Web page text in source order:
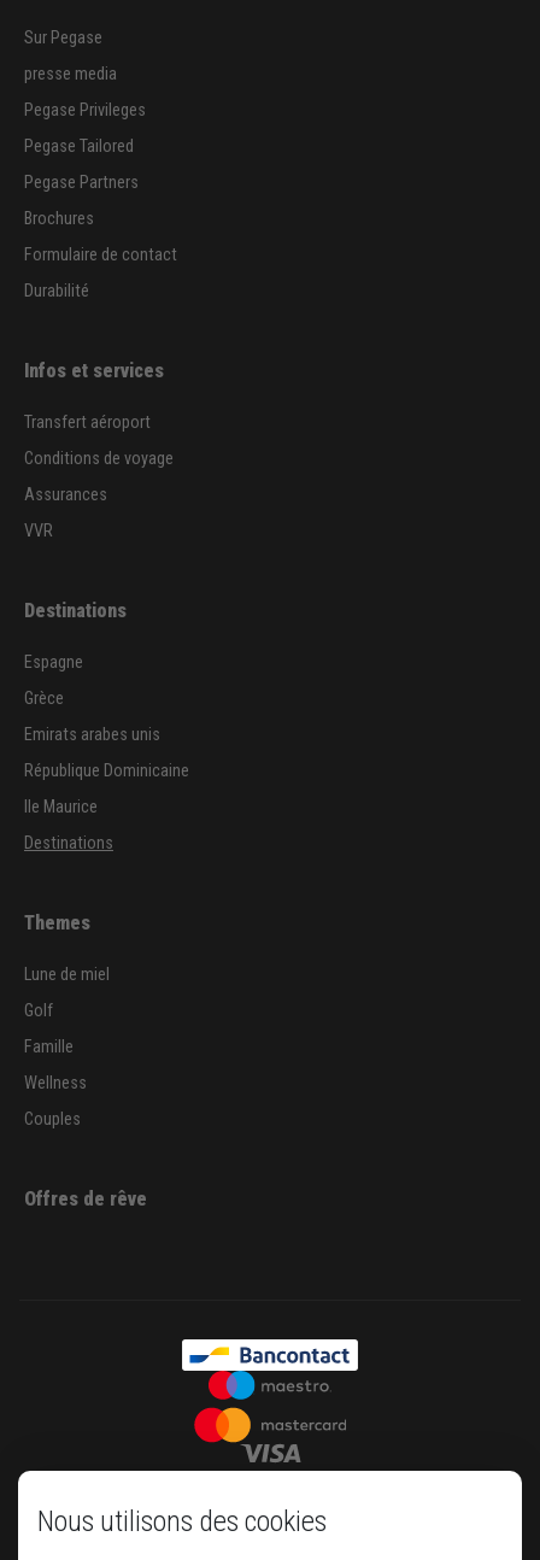
Nous utilisons des cookies
Sur Pegase
presse media
Pegase Privileges
Pegase Tailored
Pegase Partners
Brochures
Formulaire de contact
Durabilité
Infos et services
Transfert aéroport
Conditions de voyage
Assurances
VVR
Destinations
Espagne
Grèce
Emirats arabes unis
République Dominicaine
Ile Maurice
Destinations
Themes
Lune de miel
Golf
Famille
Wellness
Couples
Offres de rêve